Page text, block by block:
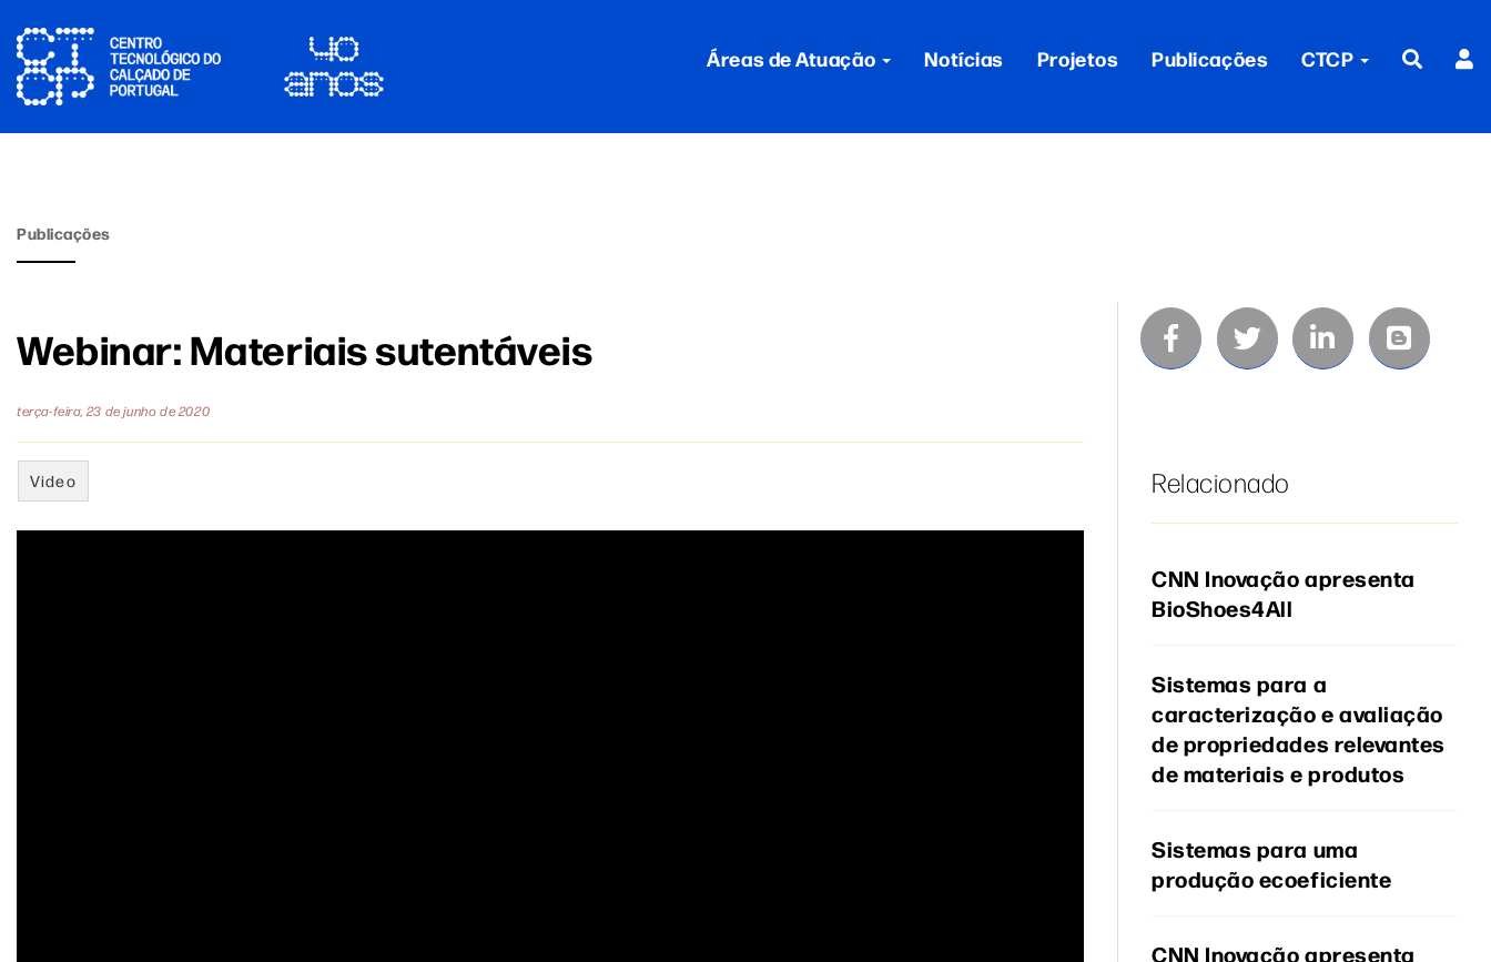
Áreas de Atuação Notícias Projetos Publicações CTCP
Publicações
Webinar: Materiais sutentáveis
terça-feira, 23 de junho de 2020
Video Relacionado
CNN Inovação apresenta
BioShoes4All
Sistemas para a
caracterização e avaliação
de propriedades relevantes
de materiais e produtos
Sistemas para uma
produção ecoeficiente
CNN Inovação apresenta